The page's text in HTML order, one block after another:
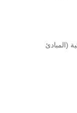
(المبادئ